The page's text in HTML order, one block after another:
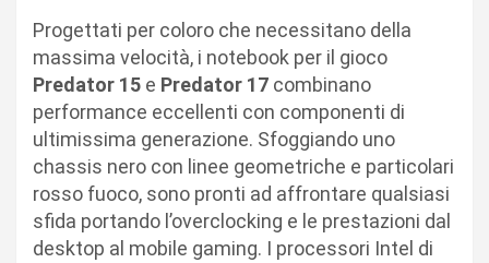
Progettati per coloro che necessitano della
massima velocità, i notebook per il gioco
Predator 15 e Predator 17 combinano
performance eccellenti con componenti di
ultimissima generazione. Sfoggiando uno
chassis nero con linee geometriche e particolari
rosso fuoco, sono pronti ad affrontare qualsiasi
sfida portando l’overclocking e le prestazioni dal
desktop al mobile gaming. I processori Intel di